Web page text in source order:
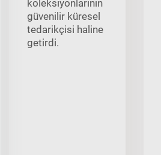
koleksiyonlarının
güvenilir küresel
tedarikçisi haline
getirdi.